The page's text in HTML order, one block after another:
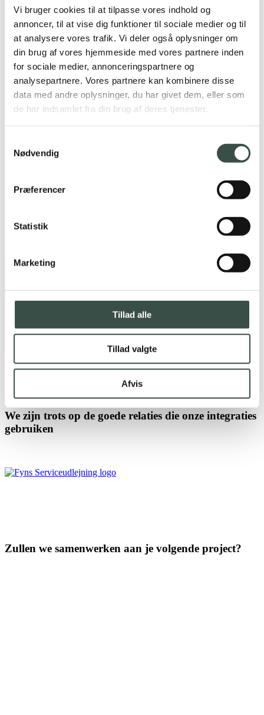
Vi bruger cookies til at tilpasse vores indhold og
annoncer, til at vise dig funktioner til sociale medier og til
at analysere vores trafik. Vi deler også oplysninger om
din brug af vores hjemmeside med vores partnere inden
for sociale medier, annonceringspartnere og
analysepartnere. Vores partnere kan kombinere disse
data med andre oplysninger, du har givet dem, eller som
de har indsamlet fra din brug af deres tjenester.
Nødvendig
Præferencer
Statistik
Marketing
Tillad alle
Tillad valgte
Afvis
Met onze diepgaande kennis van de Rentman API en Exact Online
kunnen we een integratie ontwikkelen die is afgestemd op uw
behoeften, of u nu eenvoudige gegevenssynchronisatie of
geavanceerde automatisering tussen projectbeheer en boekhouding
wenst.
Neem hier contact met ons op
Wilt u meer weten over de mogelijkheden?
Kom langs voor een kop koffie op Østerbro 20, 1. th, 5000 Odense
Je kunt ook bellen naar +45 22 22 01 11 of een e-mail sturen naar
mail@itstack.dk
Telefoon
IT Stack heeft een aantal integraties ontwikkeld tussen Rentman en
e-conomic ,
We zijn trots op de goede relaties die onze integraties
gebruiken
Zullen we samenwerken aan je volgende project?